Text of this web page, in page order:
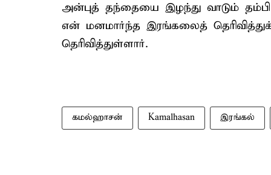
அன்புத் தந்தையை இழந்து வாடும் தம்பி
என் மனமார்ந்த இரங்கலைத்
தெரிவித்துள்ளார்.
கமல்ஹாசன் Kamalhasan இரங்கல்